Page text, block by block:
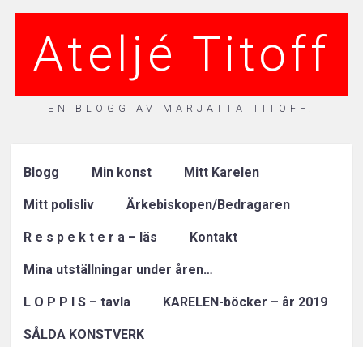
Ateljé Titoff
EN BLOGG AV MARJATTA TITOFF.
Blogg Min konst Mitt Karelen
Mitt polisliv Ärkebiskopen/Bedragaren
R e s p e k t e r a – läs Kontakt
Mina utställningar under åren…
L O P P I S – tavla KARELEN-böcker – år 2019
SÅLDA KONSTVERK